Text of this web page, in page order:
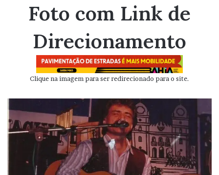
mail
Foto com Link de
Direcionamento
Clique na imagem para ser redirecionado para o site.